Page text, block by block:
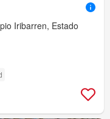
Iribarren, Estado